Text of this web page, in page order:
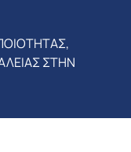
ΣΤΗΝ